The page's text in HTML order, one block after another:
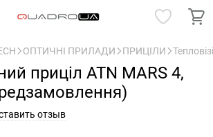
ОПТИЧНІ ПРИЛАДИ ПРИЦІЛИ
приціл ATN MARS 4,
отзыв